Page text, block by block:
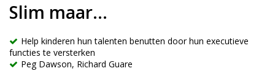
Slim maar...
Help kinderen hun talenten benutten door hun executieve
functies te versterken
Peg Dawson, Richard Guare